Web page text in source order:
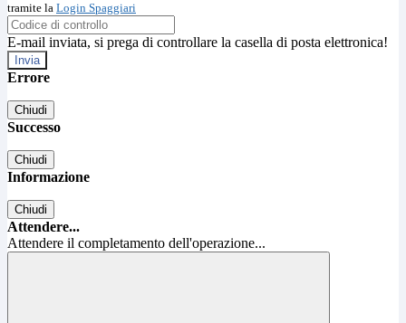
tramite la Login Spaggiari
E-mail inviata, si prega di controllare la casella di posta elettronica!
Errore
Chiudi
Successo
Chiudi
Informazione
Chiudi
Attendere...
Attendere il completamento dell'operazione...